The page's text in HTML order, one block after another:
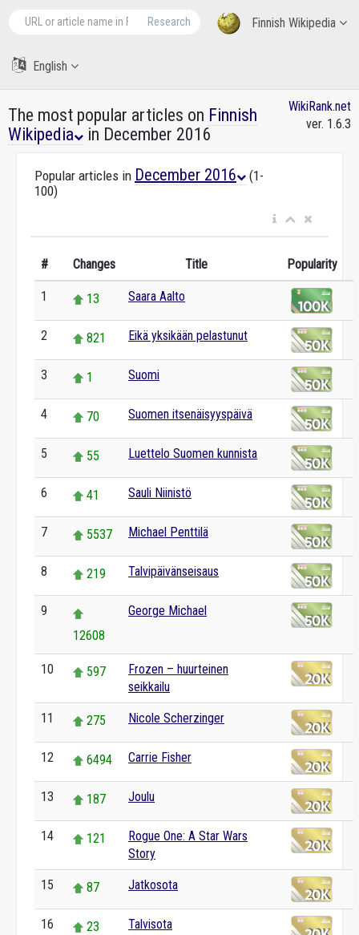
Finnish Wikipedia
Research
English
The most popular articles on Finnish
Wikipedia
in December 2016
WikiRank.net
ver. 1.6.3
Popular articles in December 2016
(1-
100)
# Changes Title Popularity
1 13 Saara Aalto
2 821 Eikä yksikään pelastunut
3 1 Suomi
4 70 Suomen itsenäisyyspäivä
5 55 Luettelo Suomen kunnista
6 41 Sauli Niinistö
7 5537 Michael Penttilä
8 219 Talvipäivänseisaus
9
12608
George Michael
10 597
Frozen – huurteinen
seikkailu
11 275 Nicole Scherzinger
12 6494 Carrie Fisher
13 187 Joulu
14 121
Rogue One: A Star Wars
Story
15 87 Jatkosota
16 23 Talvisota